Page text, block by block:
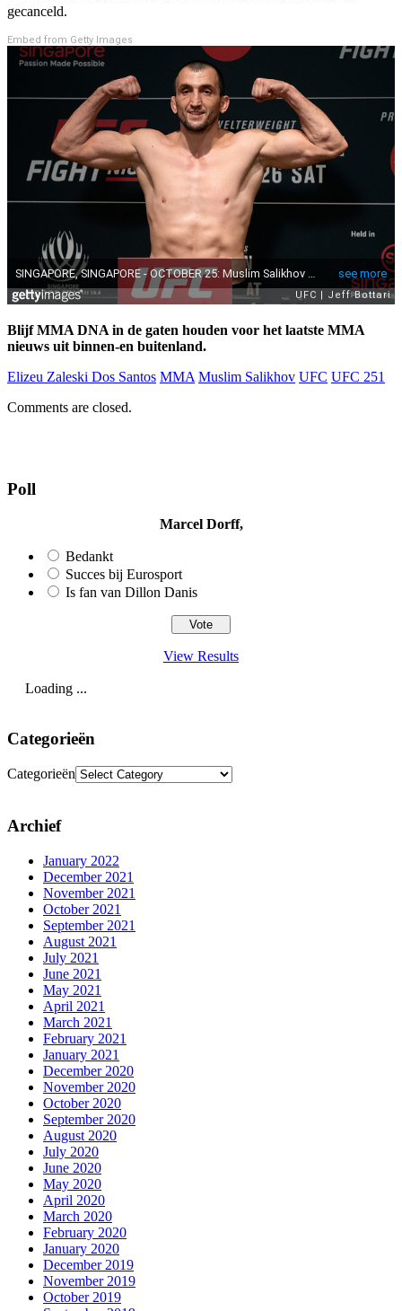
gecanceld.
Embed from Getty Images
Blijf MMA DNA in de gaten houden voor het laatste MMA
nieuws uit binnen-en buitenland.
Elizeu Zaleski Dos Santos MMA Muslim Salikhov UFC UFC 251
Comments are closed.
Poll
Marcel Dorff,
Bedankt
Succes bij Eurosport
Is fan van Dillon Danis
View Results
Loading ...
Categorieën
Categorieën
Archief
January 2022
December 2021
November 2021
October 2021
September 2021
August 2021
July 2021
June 2021
May 2021
April 2021
March 2021
February 2021
January 2021
December 2020
November 2020
October 2020
September 2020
August 2020
July 2020
June 2020
May 2020
April 2020
March 2020
February 2020
January 2020
December 2019
November 2019
October 2019